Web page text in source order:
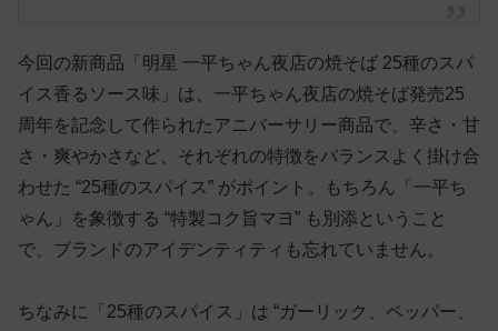
今回の新商品「明星 一平ちゃん夜店の焼そば 25種のスパ
イス香るソース味」は、一平ちゃん夜店の焼そば発売25
周年を記念して作られたアニバーサリー商品で、辛さ・甘
さ・爽やかさなど、それぞれの特徴をバランスよく掛け合
わせた “25種のスパイス” がポイント。もちろん「一平ち
ゃん」を象徴する “特製コク旨マヨ” も別添ということ
で、ブランドのアイデンティティも忘れていません。
ちなみに「25種のスパイス」は “ガーリック、ペッパー、